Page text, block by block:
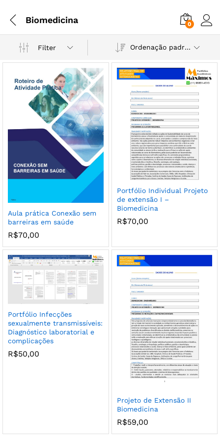
Biomedicina 0
Filter Ordenação padrão
Aula prática Conexão sem
barreiras em saúde
R$70,00
Portfólio Individual Projeto
de extensão I –
Biomedicina
R$70,00
Portfólio Infecções
sexualmente transmissíveis:
Diagnóstico laboratorial e
complicações
R$50,00
Projeto de Extensão II
Biomedicina
R$59,00